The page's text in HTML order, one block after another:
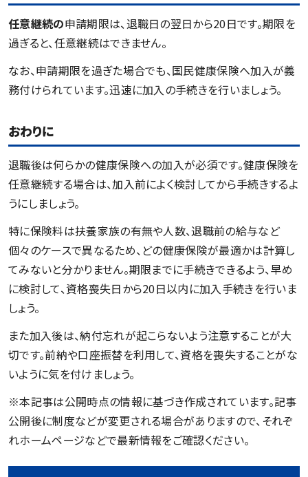
任意継続の申請期限は、退職日の翌日から20日です。期限を
過ぎると、任意継続はできません。
なお、申請期限を過ぎた場合でも、国民健康保険へ加入が義
務付けられています。迅速に加入の手続きを行いましょう。
おわりに
退職後は何らかの健康保険への加入が必須です。健康保険を
任意継続する場合は、加入前によく検討してから手続きするよ
うにしましょう。
特に保険料は扶養家族の有無や人数、退職前の給与など
個々のケースで異なるため、どの健康保険が最適かは計算し
てみないと分かりません。期限までに手続きできるよう、早め
に検討して、資格喪失日から20日以内に加入手続きを行いま
しょう。
また加入後は、納付忘れが起こらないよう注意することが大
切です。前納や口座振替を利用して、資格を喪失することがな
いように気を付けましょう。
※本記事は公開時点の情報に基づき作成されています。記事
公開後に制度などが変更される場合がありますので、それぞ
れホームページなどで最新情報をご確認ください。